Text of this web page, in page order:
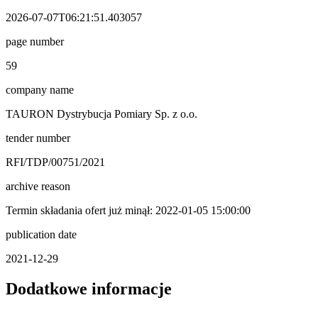
2026-07-07T06:21:51.403057
page number
59
company name
TAURON Dystrybucja Pomiary Sp. z o.o.
tender number
RFI/TDP/00751/2021
archive reason
Termin składania ofert już minął: 2022-01-05 15:00:00
publication date
2021-12-29
Dodatkowe informacje